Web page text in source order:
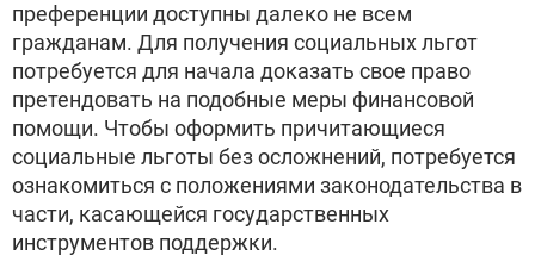
преференции доступны далеко не всем
гражданам. Для получения социальных льгот
потребуется для начала доказать свое право
претендовать на подобные меры финансовой
помощи. Чтобы оформить причитающиеся
социальные льготы без осложнений, потребуется
ознакомиться с положениями законодательства в
части, касающейся государственных
инструментов поддержки.